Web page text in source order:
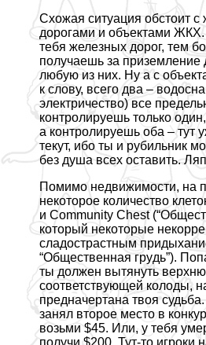
Схожая ситуация обстоит
дорогами и объектами
тебя железных дорог, тем
получаешь за приземление
любую из них. Ну а с
к слову, всего два –
электричество) все
контролируешь только один,
а контролируешь оба – тут
текут, ибо ты и рубильник
без душа всех оставить.
Помимо недвижимости, на
некоторое количество
и Community Chest
который некоторые
сладострастным
“Общественная гpyдь”).
ты должен вытянуть
соответствующей колоды,
предначертана твоя
занял второе место в
возьми $45. Или, у тебя